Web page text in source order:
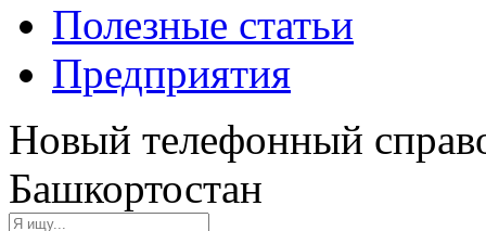
Полезные статьи
Предприятия
Новый телефонный
Башкортостан